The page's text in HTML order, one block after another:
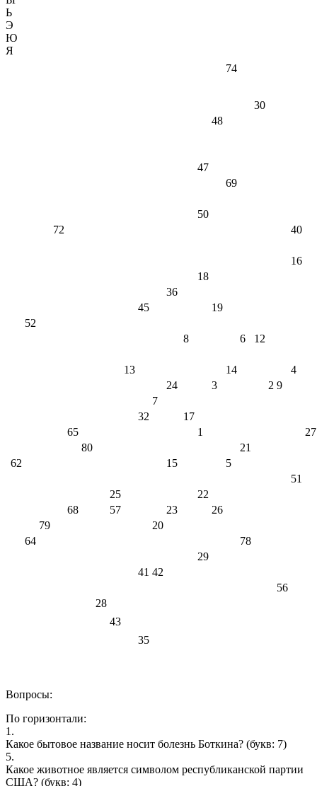
Ь
Э
Ю
Я
74
30
48
47
69
50
72
40
16
18
36
45
19
52
8
6 12
13 14
4
24
3 2 9
7
32
17
65
1
27
80
21
62
15
5
51
25
22
68
57 23
26
79
20
64
78
29
41 42
56
28
43
35
Вопросы:
По горизонтали:
1.
Какое бытовое название носит болезнь Боткина? (букв: 7)
5.
Какое животное является символом республиканской партии
США? (букв: 4)